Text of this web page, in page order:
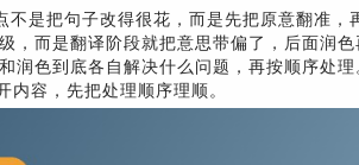
不是把句子改得很花，而是先把原意翻准，
，而是翻译阶段就把意思带偏了，后面润
润色到底各自解决什么问题，再按顺序处
内容，先把处理顺序理顺。